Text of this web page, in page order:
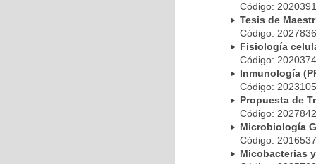
Código:
Tesis de
Código:
Fisiología
Código:
Inmunología
Código:
Propuesta de
Código:
Microbiología
Código:
Micobacterias